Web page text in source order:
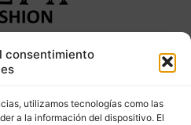
consentimiento
utilizamos tecnologías como las
a la información del dispositivo. El
redes sociales